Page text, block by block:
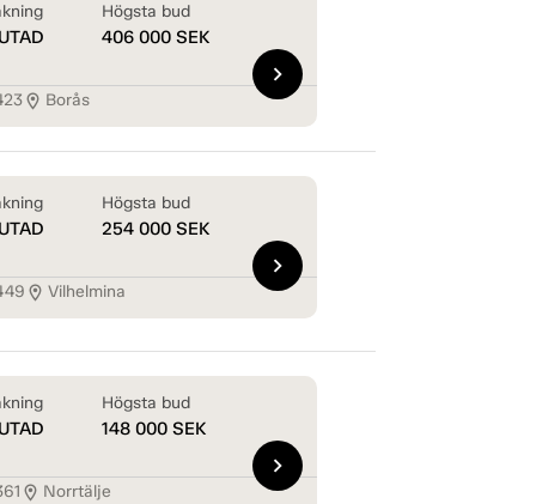
Högsta bud
406 000 SEK
location_on Borås
chevron_right
Högsta bud
254 000 SEK
location_on Vilhelmina
chevron_right
Högsta bud
148 000 SEK
location_on Norrtälje
chevron_right